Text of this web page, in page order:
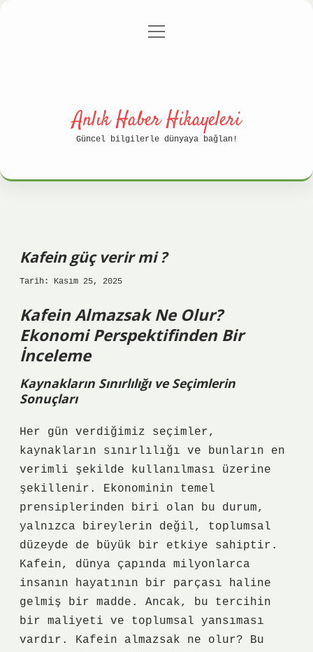
Gizlilik Politikası
menüyü
Anlık Haber Hikayeleri
Güncel bilgilerle dünyaya bağlan!
Kafein güç verir mi ?
Tarih: Kasım 25, 2025
Kafein Almazsak Ne Olur?
Ekonomi Perspektifinden Bir
İnceleme
Kaynakların Sınırlılığı ve Seçimlerin
Sonuçları
Her gün verdiğimiz seçimler,
kaynakların sınırlılığı ve bunların en
verimli şekilde kullanılması üzerine
şekillenir. Ekonominin temel
prensiplerinden biri olan bu durum,
yalnızca bireylerin değil, toplumsal
düzeyde de büyük bir etkiye sahiptir.
Kafein, dünya çapında milyonlarca
insanın hayatının bir parçası haline
gelmiş bir madde. Ancak, bu tercihin
bir maliyeti ve toplumsal yansıması
vardır. Kafein almazsak ne olur? Bu